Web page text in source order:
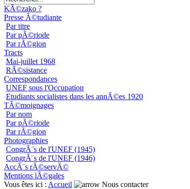
KÃ©zako ?
Presse Ã©tudiante
Par titre
Par pÃ©riode
Par rÃ©gion
Tracts
Mai-juillet 1968
RÃ©sistance
Correspondances
UNEF sous l'Occupation
Etudiants socialistes dans les annÃ©es 1920
TÃ©moignages
Par nom
Par pÃ©riode
Par rÃ©gion
Photographies
CongrÃ¨s de l'UNEF (1945)
CongrÃ¨s de l'UNEF (1946)
AccÃ¨s rÃ©servÃ©
Mentions lÃ©gales
Vous êtes ici : Accueil Nous contacter